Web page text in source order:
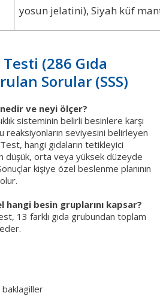
yosun jelatini), Siyah küf
Testi (286 Gıda
Sorular (SSS)
ve neyi ölçer?
sisteminin belirli besinlere karşı
reaksiyonların seviyesini belirleyen
hangi gıdaların tetikleyici
düşük, orta veya yüksek düzeyde
kişiye özel beslenme planının
hangi besin gruplarını kapsar?
13 farklı gıda grubundan toplam
baklagiller